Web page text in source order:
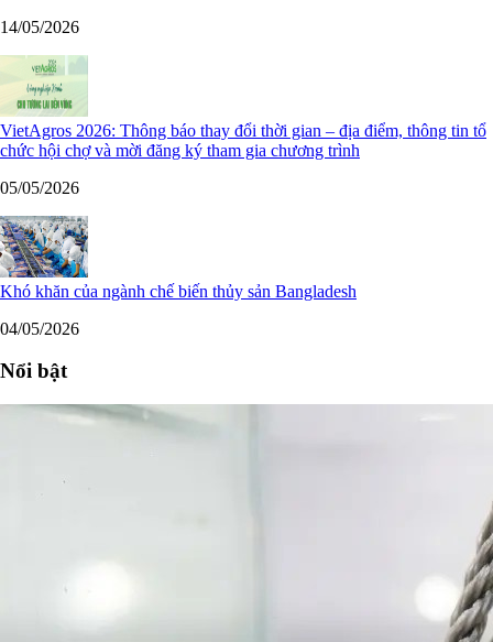
14/05/2026
VietAgros 2026: Thông báo thay đổi thời gian – địa điểm, thông tin tổ
chức hội chợ và mời đăng ký tham gia chương trình
05/05/2026
Khó khăn của ngành chế biến thủy sản Bangladesh
04/05/2026
Nổi bật